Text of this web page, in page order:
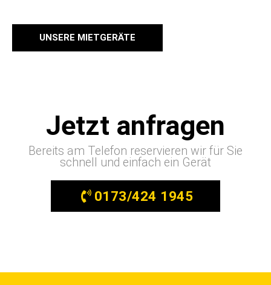
UNSERE MIETGERÄTE
Jetzt anfragen
Bereits am Telefon reservieren wir für Sie
schnell und einfach ein Gerät
0173/424 1945